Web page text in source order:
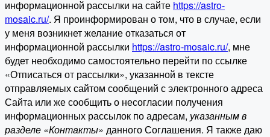
информационной рассылки на сайте https://astro-
mosaic.ru/. Я проинформирован о том, что в случае, если
у меня возникнет желание отказаться от
информационной рассылки https://astro-mosaic.ru/, мне
будет необходимо самостоятельно перейти по ссылке
«Отписаться от рассылки», указанной в тексте
отправляемых сайтом сообщений с электронного адреса
Сайта или же сообщить о несогласии получения
информационных рассылок по адресам, указанным в
разделе «Контакты» данного Соглашения. Я также даю